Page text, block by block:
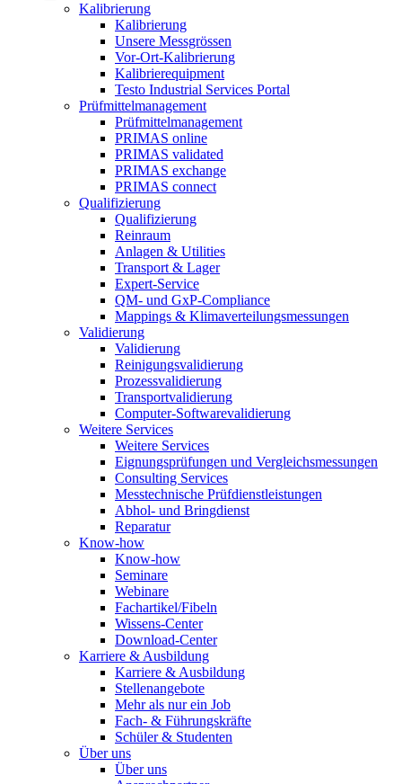
Kalibrierung
Kalibrierung
Unsere Messgrössen
Vor-Ort-Kalibrierung
Kalibrierequipment
Testo Industrial Services Portal
Prüfmittelmanagement
Prüfmittelmanagement
PRIMAS online
PRIMAS validated
PRIMAS exchange
PRIMAS connect
Qualifizierung
Qualifizierung
Reinraum
Anlagen & Utilities
Transport & Lager
Expert-Service
QM- und GxP-Compliance
Mappings & Klimaverteilungsmessungen
Validierung
Validierung
Reinigungsvalidierung
Prozessvalidierung
Transportvalidierung
Computer-Softwarevalidierung
Weitere Services
Weitere Services
Eignungsprüfungen und Vergleichsmessungen
Consulting Services
Messtechnische Prüfdienstleistungen
Abhol- und Bringdienst
Reparatur
Know-how
Know-how
Seminare
Webinare
Fachartikel/Fibeln
Wissens-Center
Download-Center
Karriere & Ausbildung
Karriere & Ausbildung
Stellenangebote
Mehr als nur ein Job
Fach- & Führungskräfte
Schüler & Studenten
Über uns
Über uns